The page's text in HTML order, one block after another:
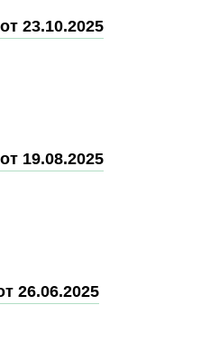
23.10.2025
19.08.2025
26.06.2025